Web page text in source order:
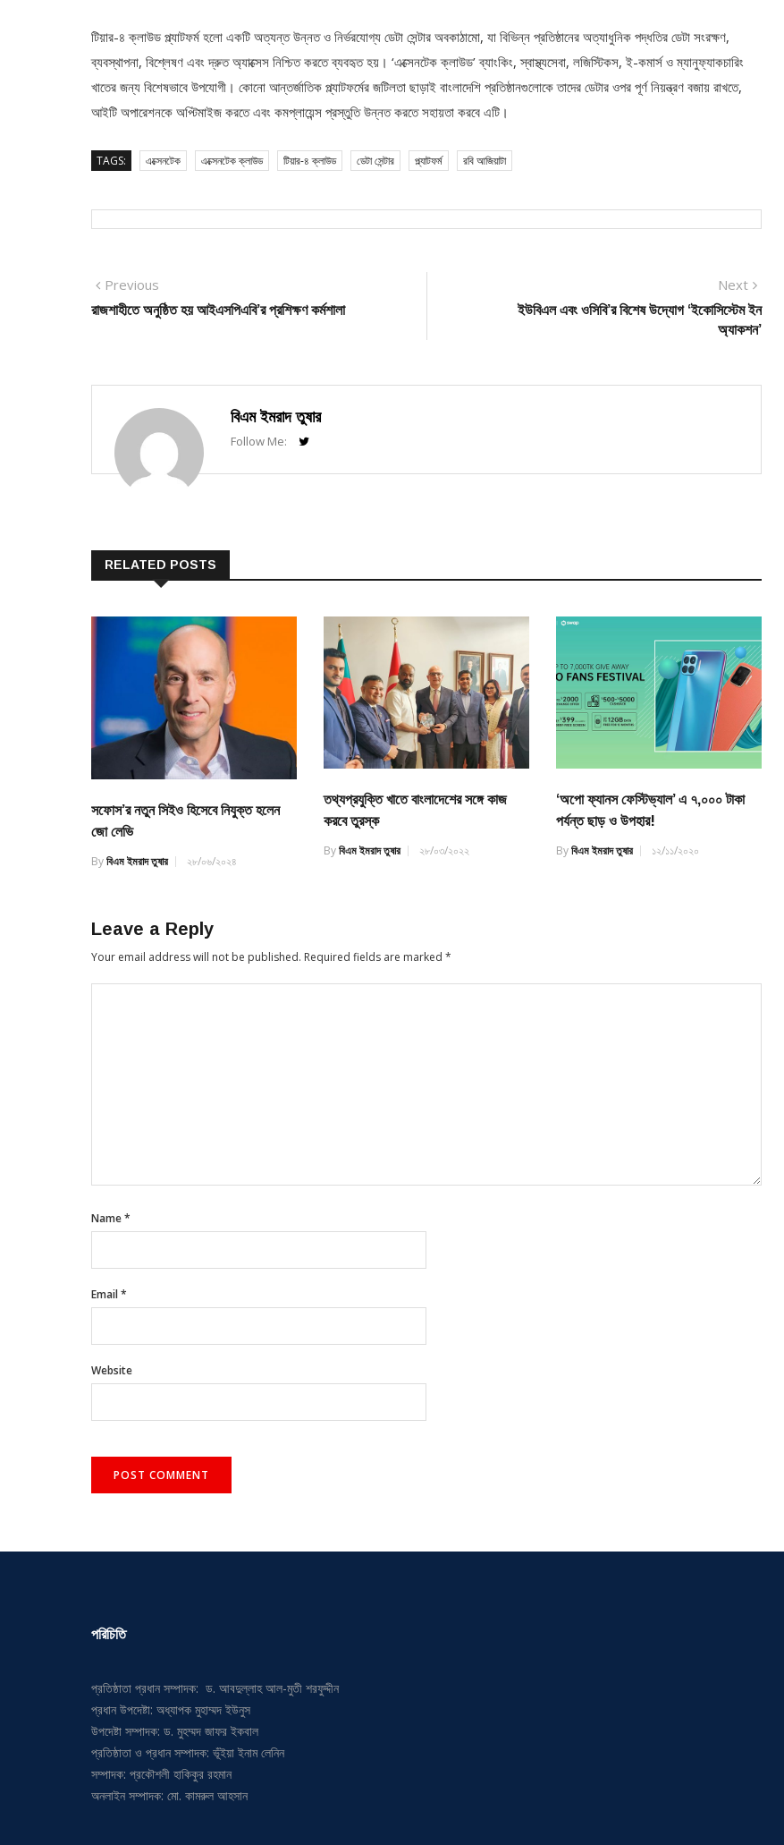
টিয়ার-৪ ক্লাউড প্ল্যাটফর্ম হলো একটি অত্যন্ত উন্নত ও নির্ভরযোগ্য ডেটা সেন্টার অবকাঠামো, যা বিভিন্ন প্রতিষ্ঠানের অত্যাধুনিক পদ্ধতির ডেটা সংরক্ষণ,
ব্যবস্থাপনা, বিশ্লেষণ এবং দ্রুত অ্যাক্সেস নিশ্চিত করতে ব্যবহৃত হয়। ‘এক্সেনটেক ক্লাউড’ ব্যাংকিং, স্বাস্থ্যসেবা, লজিস্টিকস, ই-কমার্স ও ম্যানুফ্যাকচারিং
খাতের জন্য বিশেষভাবে উপযোগী। কোনো আন্তর্জাতিক প্ল্যাটফর্মের জটিলতা ছাড়াই বাংলাদেশি প্রতিষ্ঠানগুলোকে তাদের ডেটার ওপর পূর্ণ নিয়ন্ত্রণ বজায় রাখতে,
আইটি অপারেশনকে অপ্টিমাইজ করতে এবং কমপ্লায়েন্স প্রস্তুতি উন্নত করতে সহায়তা করবে এটি।
TAGS: এক্সেনটেক এক্সেনটেক ক্লাউড টিয়ার-৪ ক্লাউড ডেটা সেন্টার প্ল্যাটফর্ম রবি আজিয়াটা
Post
navigation
Previous
post:
রাজশাহীতে অনুষ্ঠিত হয় আইএসপিএবি’র প্রশিক্ষণ কর্মশালা
Next
post:
ইউবিএল এবং ওসিবি’র বিশেষ উদ্যোগ ‘ইকোসিস্টেম ইন
অ্যাকশন’
বিএম ইমরাদ তুষার
Follow Me:
RELATED POSTS
সফোস’র নতুন সিইও হিসেবে নিযুক্ত হলেন
জো লেভি
Byবিএম ইমরাদ তুষার ২৮/০৬/২০২৪
তথ্যপ্রযুক্তি খাতে বাংলাদেশের সঙ্গে কাজ
করবে তুরস্ক
Byবিএম ইমরাদ তুষার ২৮/০৩/২০২২
‘অপো ফ্যানস ফেস্টিভ্যাল’ এ ৭,০০০ টাকা
পর্যন্ত ছাড় ও উপহার!
Byবিএম ইমরাদ তুষার ১২/১১/২০২০
Leave a Reply
Your email address will not be published. Required fields are marked*
Name*
Email*
Website
পরিচিতি
প্রতিষ্ঠাতা প্রধান সম্পাদক: ড. আবদুল্লাহ আল-মুতী শরফুদ্দীন
প্রধান উপদেষ্টা: অধ্যাপক মুহাম্মদ ইউনুস
উপদেষ্টা সম্পাদক: ড. মুহম্মদ জাফর ইকবাল
প্রতিষ্ঠাতা ও প্রধান সম্পাদক: ভূঁইয়া ইনাম লেনিন
সম্পাদক: প্রকৌশলী হাকিকুর রহমান
অনলাইন সম্পাদক: মো. কামরুল আহসান